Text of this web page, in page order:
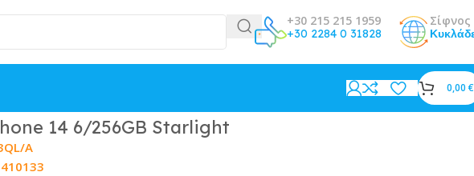
+30 215 215 1959
+30 2284 0 31828
Σίφνος
0,00 €
14 6/256GB Starlight
A